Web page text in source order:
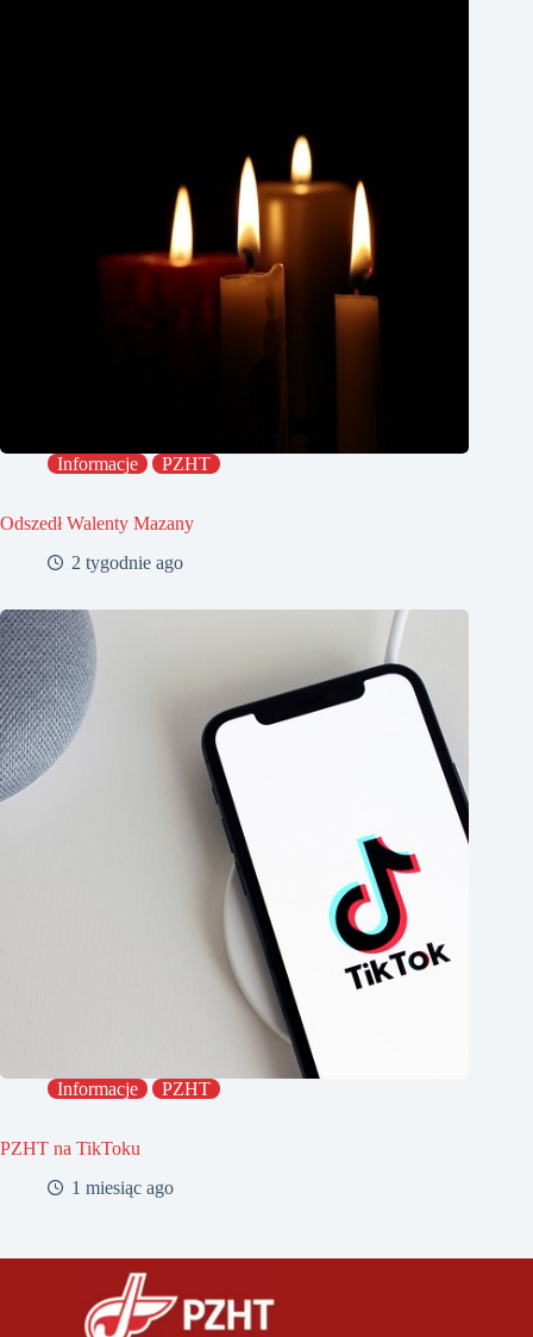
Informacje PZHT
Odszedł Walenty Mazany
2 tygodnie ago
Informacje PZHT
PZHT na TikToku
1 miesiąc ago